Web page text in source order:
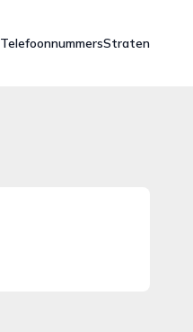
TelefoonnummersStraten